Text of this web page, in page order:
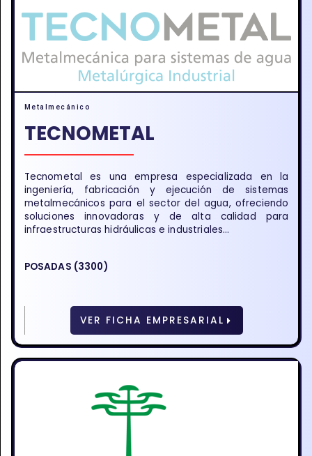
Metalmecánico
TECNOMETAL
Tecnometal es una empresa especializada en la
ingeniería, fabricación y ejecución de sistemas
metalmecánicos para el sector del agua, ofreciendo
soluciones innovadoras y de alta calidad para
infraestructuras hidráulicas e industriales...
POSADAS (3300)
VER FICHA EMPRESARIAL